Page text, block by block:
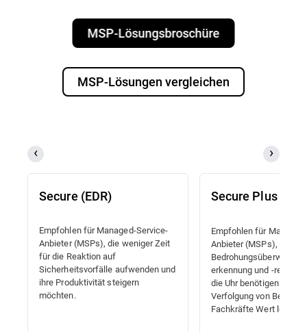
MSP-Lösungsbroschüre
MSP-Lösungen vergleichen
Secure (EDR)
Empfohlen für Managed-Service-
Anbieter (MSPs), die weniger Zeit
für die Reaktion auf
Sicherheitsvorfälle aufwenden und
ihre Produktivität steigern
möchten.
Secure Plus
Empfohlen für
Anbieter (MSPs), die
erkennung und -
die Uhr benötigen und
Verfolgung von
Fachkräfte Wert legen.